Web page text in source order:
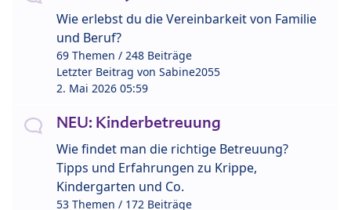
Wie erlebst du die Vereinbarkeit von Familie
und Beruf?
69 Themen / 248 Beiträge
Letzter Beitrag von Sabine2055
2. Mai 2026 05:59
NEU: Kinderbetreuung
Wie findet man die richtige Betreuung?
Tipps und Erfahrungen zu Krippe,
Kindergarten und Co.
53 Themen / 172 Beiträge